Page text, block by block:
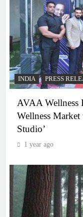
INDIA PRESS
AVAA Wellness
Wellness
Studio’
1 year ago